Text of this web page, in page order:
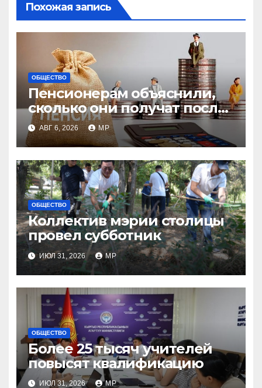
Похожая запись
ОБЩЕСТВО
Пенсионерам объяснили,
сколько они получат после
индексации
АВГ 6, 2026 MP
ОБЩЕСТВО
Коллектив мэрии столицы
провел субботник
ИЮЛ 31, 2026 MP
ОБЩЕСТВО
Более 25 тысяч учителей
повысят квалификацию
ИЮЛ 31, 2026 MP